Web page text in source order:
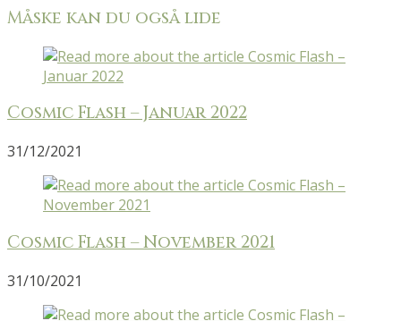
Måske kan du også lide
Cosmic Flash – Januar 2022
31/12/2021
Cosmic Flash – November 2021
31/10/2021